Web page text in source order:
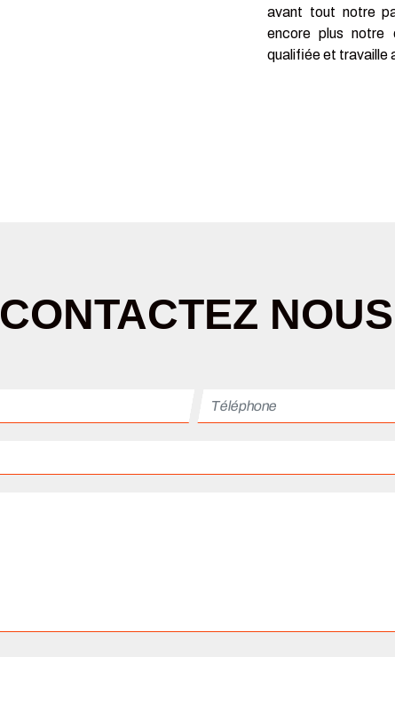
avant tout notre
encore plus notre
qualifiée et travaille
CONTACTEZ NOUS